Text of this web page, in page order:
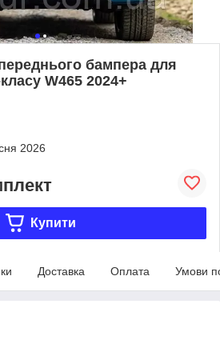
бампера для
W465 2024+
2026
Купити
Доставка Оплата Умови